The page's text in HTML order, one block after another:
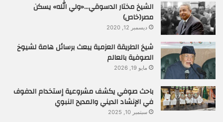
الشيخ مختار الدسوقي…«ولي الله» يسكن
مصر(خاص)
ديسمبر 12, 2020
شيخ الطريقة العزمية يبعث برسائل هامة لشيوخ
الصوفية بالعالم
مايو 19, 2026
باحث صوفي يكشف مشروعية إستخدام الدفوف
في الإنشاد الديني والمديح النبوي
سبتمبر 10, 2025